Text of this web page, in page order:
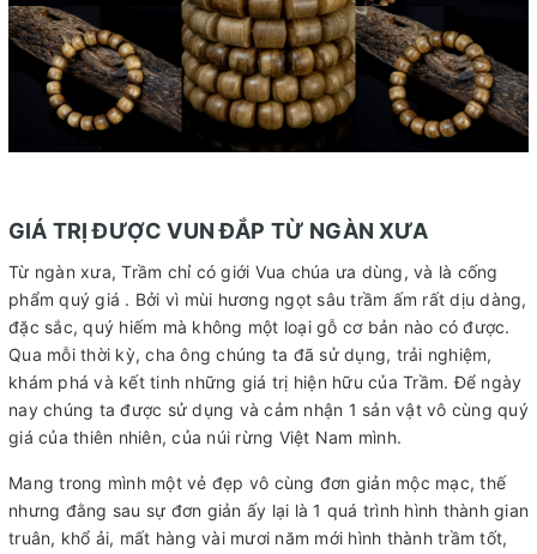
GIÁ TRỊ ĐƯỢC VUN ĐẮP TỪ NGÀN XƯA
Từ ngàn xưa, Trầm chỉ có giới Vua chúa ưa dùng, và là cống
phẩm quý giá . Bởi vì mùi hương ngọt sâu trầm ấm rất dịu dàng,
đặc sắc, quý hiếm mà không một loại gỗ cơ bản nào có được.
Qua mỗi thời kỳ, cha ông chúng ta đã sử dụng, trải nghiệm,
khám phá và kết tinh những giá trị hiện hữu của Trầm. Để ngày
nay chúng ta được sử dụng và cảm nhận 1 sản vật vô cùng quý
giá của thiên nhiên, của núi rừng Việt Nam mình.
Mang trong mình một vẻ đẹp vô cùng đơn giản mộc mạc, thế
nhưng đằng sau sự đơn giản ấy lại là 1 quá trình hình thành gian
truân, khổ ải, mất hàng vài mươi năm mới hình thành trầm tốt,